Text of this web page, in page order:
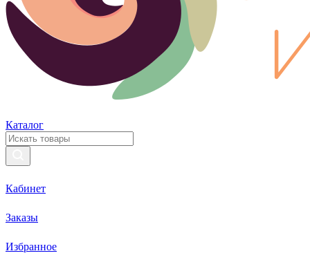
Каталог
Кабинет
Заказы
Избранное